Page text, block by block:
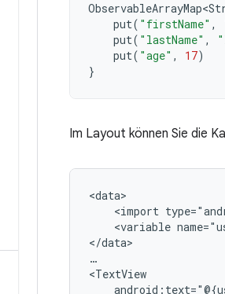
put( "firstName" ,
put( "lastName" ,
put( "age" , 17)
}
Im Layout können Sie die
<import
<variable
</data>
…